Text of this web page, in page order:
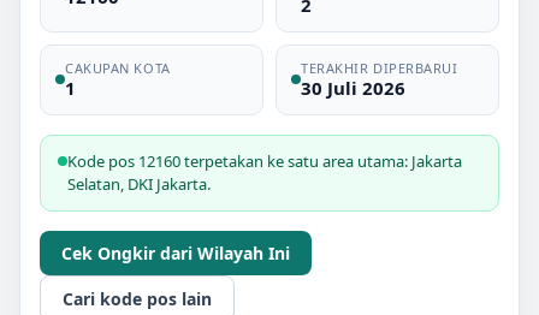
CAKUPAN KOTA
1
TERAKHIR DIPERBARUI
30 Juli 2026
Kode pos 12160 terpetakan ke satu area utama: Jakarta
Selatan, DKI Jakarta.
Cek Ongkir dari Wilayah Ini
Cari kode pos lain